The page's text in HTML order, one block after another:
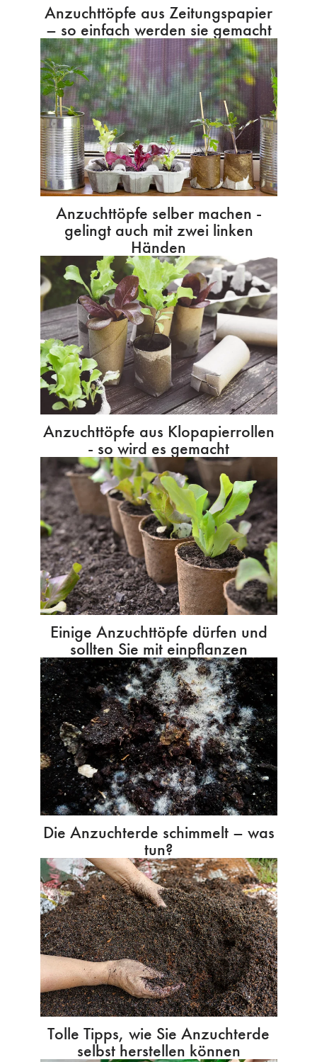
Anzuchttöpfe aus Zeitungspapier
– so einfach werden sie gemacht
Anzuchttöpfe selber machen -
gelingt auch mit zwei linken
Händen
Anzuchttöpfe aus Klopapierrollen
- so wird es gemacht
Einige Anzuchttöpfe dürfen und
sollten Sie mit einpflanzen
Die Anzuchterde schimmelt – was
tun?
Tolle Tipps, wie Sie Anzuchterde
selbst herstellen können